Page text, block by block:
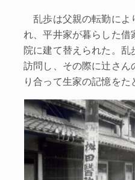
乱歩は父親の転勤によ
れ、平井家が暮らした借
院に建て替えられた。
訪問し、その際に辻さん
り合って生家の記憶をた